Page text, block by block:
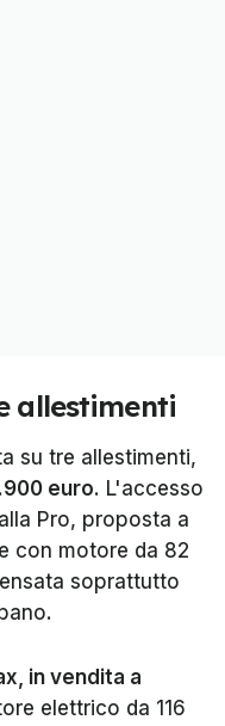
allestimenti
su tre allestimenti,
euro. L'accesso
Pro, proposta a
con motore da 82
soprattutto
in vendita a
elettrico da 116